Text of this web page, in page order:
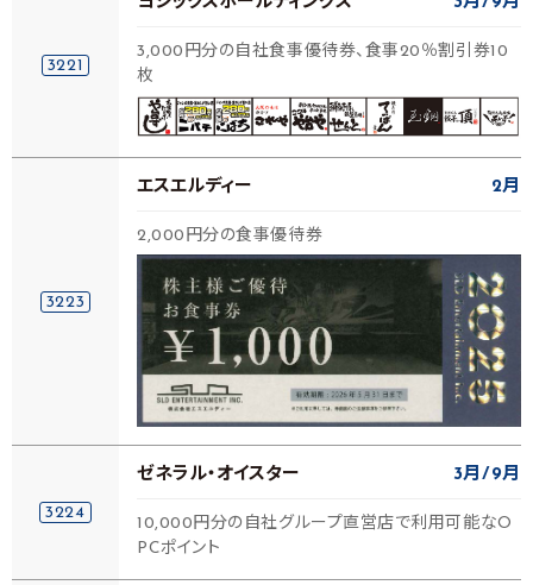
3221
3,000円分の自社食事優待券、食事20％割引券10
枚
3223
エスエルディー 2月
2,000円分の食事優待券
3224
ゼネラル・オイスター 3月 9月
10,000円分の自社グループ直営店で利用可能なO
PCポイント